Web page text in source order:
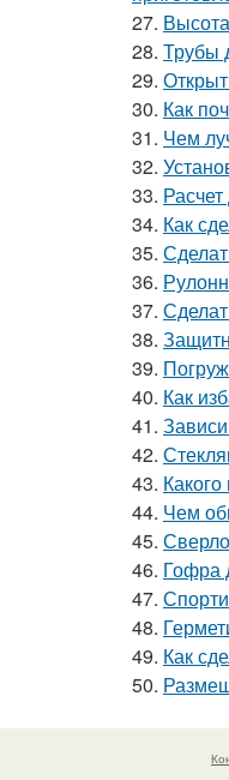
27.
28. Трубы
29.
30. Как
31. Чем
32.
33.
34. Как
35.
36.
37.
38.
39.
40. Как
41.
42.
43.
44. Чем
45.
46. Гофра
47.
48.
49. Как
50.